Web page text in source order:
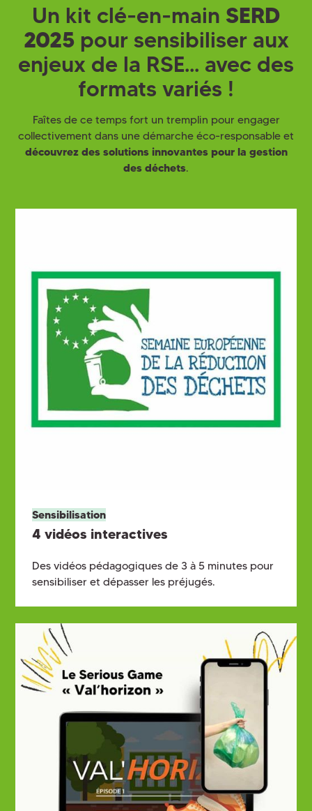
Un kit clé-en-main SERD
2025pour sensibiliser aux
enjeux de la RSE... avec des
formats variés !
Faîtes de ce temps fort un tremplin pour engager
collectivement dans une démarche éco-responsable et
découvrez des solutions innovantes pour la gestion
des déchets.
Sensibilisation
4 vidéos interactives
Des vidéos pédagogiques de 3 à 5 minutes pour
sensibiliser et dépasser les préjugés.